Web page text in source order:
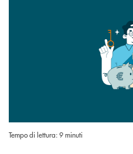
Tempo di lettura: 9 minuti